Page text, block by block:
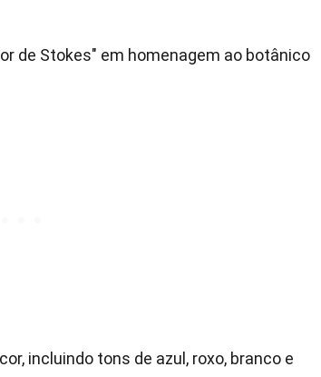
de Stokes" em homenagem ao botânico
incluindo tons de azul, roxo, branco e